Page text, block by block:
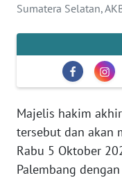
Sumatera Selatan,
Majelis hakim
tersebut dan akan
Rabu 5 Oktober
Palembang
PENDIDIKAN
OLAHRAGA
EDITORIAL
Informasi